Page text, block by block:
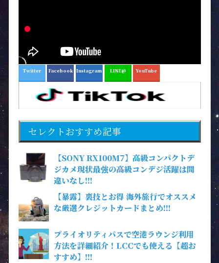
Twitter Facebook Instagram LINE@ YouTube
セレクトおすすめ記事
【SONY RX100M7】高級コンパクトデ
ジカメ現状最強の高級コンデジ活躍は間
違いなし!!!
【暴露】裏技とお得 海外旅行でオススメ
な厳選クレジットカードまとめ!!!
プライオリティパスで空港ラウンジ利用
方法を詳細紹介！LCCでも使える【超お
すすめ】!!!